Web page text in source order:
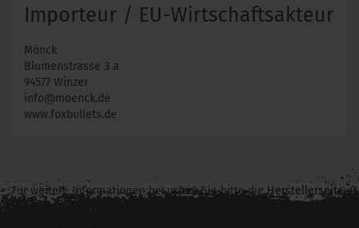
Importeur / EU-Wirtschaftsakteur
Mönck
Blumenstrasse 3 a
94577 Winzer
info@moenck.de
www.foxbullets.de
Für weitere Informationen besuchen Sie bitte dieHerstellerseite
zu diesem Artikel.